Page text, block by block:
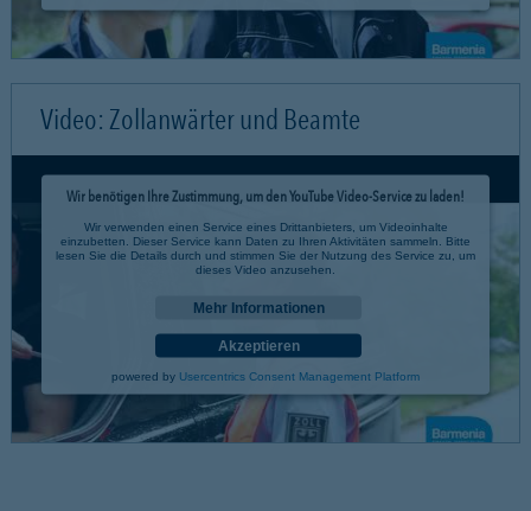
Video: Zollanwärter und Beamte
Wir benötigen Ihre Zustimmung, um den YouTube Video-Service zu laden!
Wir verwenden einen Service eines Drittanbieters, um Videoinhalte
einzubetten. Dieser Service kann Daten zu Ihren Aktivitäten sammeln. Bitte
lesen Sie die Details durch und stimmen Sie der Nutzung des Service zu, um
dieses Video anzusehen.
Mehr Informationen
Akzeptieren
powered by Usercentrics Consent Management Platform